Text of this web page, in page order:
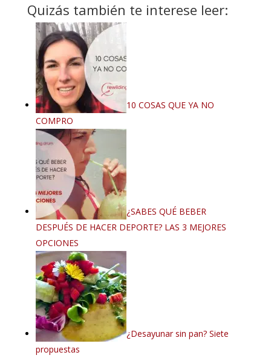
Quizás también te interese leer:
10 COSAS QUE YA NO
COMPRO
¿SABES QUÉ BEBER
DESPUÉS DE HACER DEPORTE? LAS 3 MEJORES
OPCIONES
¿Desayunar sin pan? Siete
propuestas